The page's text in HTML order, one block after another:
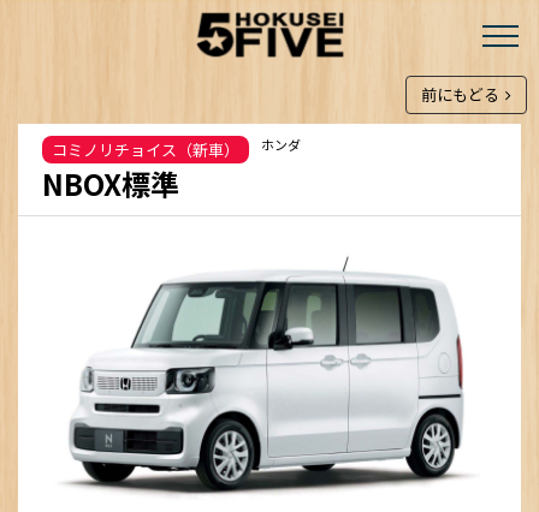
前にもどる
コミノリチョイス（新車） ホンダ
NBOX標準